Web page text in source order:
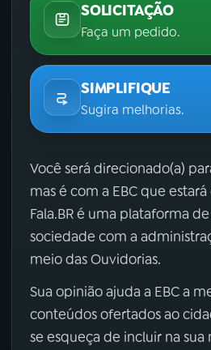
SOLICITAÇÃO
Faça um pedido.
SIMPLIFIQUE
Sugira melhorias.
Você será direcionado(a)
mas é com a EBC que
Fala.BR é uma plataforma
sociedade com a
meio das Ouvidorias.
Sua opinião ajuda a EBC a
conteúdos ofertados ao
se esqueça de incluir na